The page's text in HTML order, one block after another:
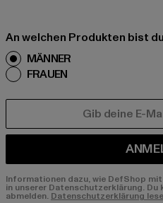
An welchen Produkten bist
MÄNNER
FRAUEN
Informationen dazu, wie DefShop
in unserer Datenschutzerklärung.
abmelden. Datenschutzerklärung